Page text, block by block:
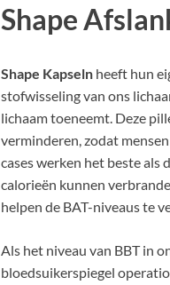
Shape
Shape Kapseln heeft hun
stofwisseling van ons
lichaam toeneemt. Deze
verminderen, zodat
cases werken het beste als
calorieën kunnen
helpen de BAT-niveaus te
Als het niveau van BBT in
bloedsuikerspiegel